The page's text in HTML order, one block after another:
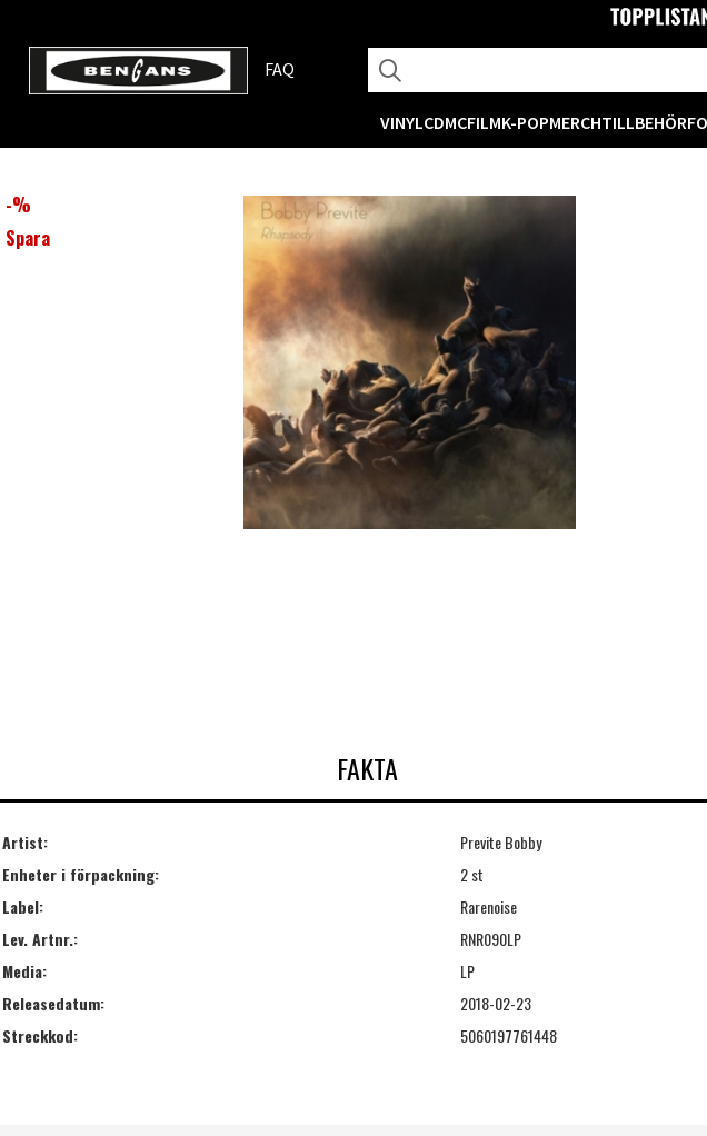
FAQ
VINYLCDMCFILMK-POPMERCHTILLBEHÖR
-%
Spara
FAKTA
Artist:
Previte Bobby
Enheter i förpackning:
2 st
Label:
Rarenoise
Lev. Artnr.:
RNR090LP
Media:
LP
Releasedatum:
2018-02-23
Streckkod:
5060197761448